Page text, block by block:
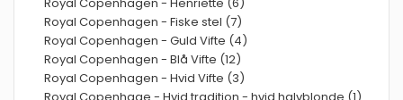
Royal Copenhagen - Fiske stel (7)
Royal Copenhagen - Guld Vifte (4)
Royal Copenhagen - Blå Vifte (12)
Royal Copenhagen - Hvid Vifte (3)
Royal Copenhage - Hvid tradition - hvid halvblonde (1)